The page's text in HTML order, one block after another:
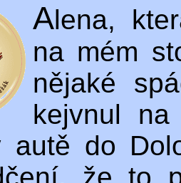
Alena,
na mém
nějaké
kejvnul na
autě do